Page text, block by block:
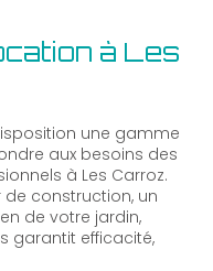
à Les
une gamme
aux besoins des
à Les Carroz.
construction, un
de votre jardin,
garantit efficacité,